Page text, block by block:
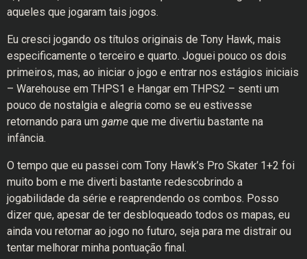
aqueles que jogaram tais jogos.
Eu cresci jogando os títulos originais de Tony Hawk, mais
especificamente o terceiro e quarto. Joguei pouco os dois
primeiros, mas, ao iniciar o jogo e entrar nos estágios iniciais
– Warehouse em THPS1 e Hangar em THPS2 – senti um
pouco de nostalgia e alegria como se eu estivesse
retornando para um game que me divertiu bastante na
infância.
O tempo que eu passei com Tony Hawk’s Pro Skater 1+2 foi
muito bom e me diverti bastante redescobrindo a
jogabilidade da série e reaprendendo os combos. Posso
dizer que, apesar de ter desbloqueado todos os mapas, eu
ainda vou retornar ao jogo no futuro, seja para me distrair ou
tentar melhorar minha pontuação final.